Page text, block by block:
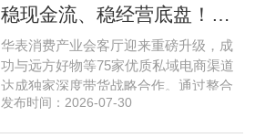
源同步联动，以沉浸式实景打卡、全流
式，全方位拆解新疆优质驼奶
华表消费产业会客厅迎来重磅升级，成
功与远方好物等75家优质私域电商渠道
达成独家深度带货战略合作。通过整合
全网顶尖私域资源，项目搭建起全国性
发布时间：2026-07-30